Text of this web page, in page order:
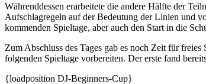
Währenddessen erarbeitete die andere Hälfte der
Aufschlagregeln auf der Bedeutung der Linien und
kommenden Spieltage, aber auch den Start in die
Zum Abschluss des Tages gab es noch Zeit für
folgenden Spieltage vorbereiten. Der erste fand
{loadposition DJ-Beginners-Cup}